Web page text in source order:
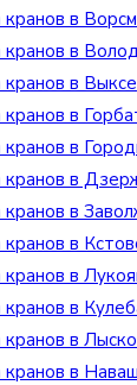
в
в
в Выксе
в
в
в
в
в
в
в
в
в